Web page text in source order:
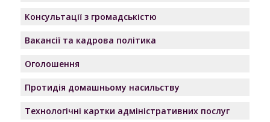
Консультації з громадськістю
Вакансії та кадрова політика
Оголошення
Протидія домашньому насильству
Технологічні картки адміністративних послуг